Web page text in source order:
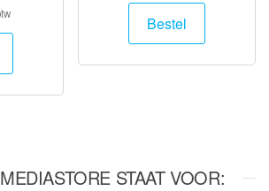
Bestel
STAAT VOOR: